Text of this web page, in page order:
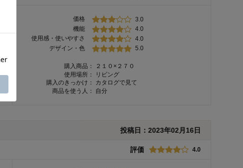
価格
3.0
機能
4.0
使用感・使いやすさ
4.0
デザイン・色
5.0
購入商品：
２１０×２７０
使用場所：
リビング
購入のきっかけ：
カタログで見て
商品を使う人：
自分
投稿日： 2023年02月16日
評価 4.0